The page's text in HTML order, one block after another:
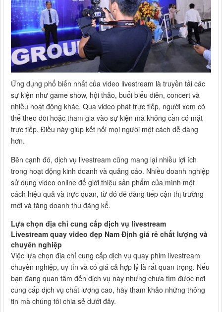
Ứng dụng phổ biến nhất của video livestream là truyền tải các
sự kiện như game show, hội thảo, buổi biểu diễn, concert và
nhiều hoạt động khác. Qua video phát trực tiếp, người xem có
thể theo dõi hoặc tham gia vào sự kiện mà không cần có mặt
trực tiếp. Điều này giúp kết nối mọi người một cách dễ dàng
hơn.
Bên cạnh đó, dịch vụ livestream cũng mang lại nhiều lợi ích
trong hoạt động kinh doanh và quảng cáo. Nhiều doanh nghiệp
sử dụng video online để giới thiệu sản phẩm của mình một
cách hiệu quả và trực quan, từ đó dễ dàng tiếp cận thị trường
mới và tăng doanh thu đáng kể.
Lựa chọn địa chỉ cung cấp dịch vụ livestream
Livestream quay video đẹp Nam Định giá rẻ chất lượng và
chuyên nghiệp
Việc lựa chọn địa chỉ cung cấp dịch vụ quay phim livestream
chuyên nghiệp, uy tín và có giá cả hợp lý là rất quan trọng. Nếu
bạn đang quan tâm đến dịch vụ này nhưng chưa tìm được nơi
cung cấp dịch vụ chất lượng cao, hãy tham khảo những thông
tin mà chúng tôi chia sẻ dưới đây.